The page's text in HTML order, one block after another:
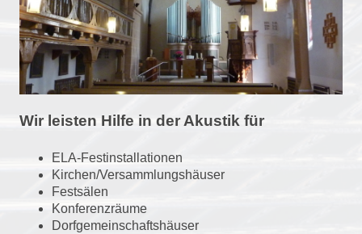
Wir leisten Hilfe in der Akustik für
ELA-Festinstallationen
Kirchen/Versammlungshäuser
Festsälen
Konferenzräume
Dorfgemeinschaftshäuser